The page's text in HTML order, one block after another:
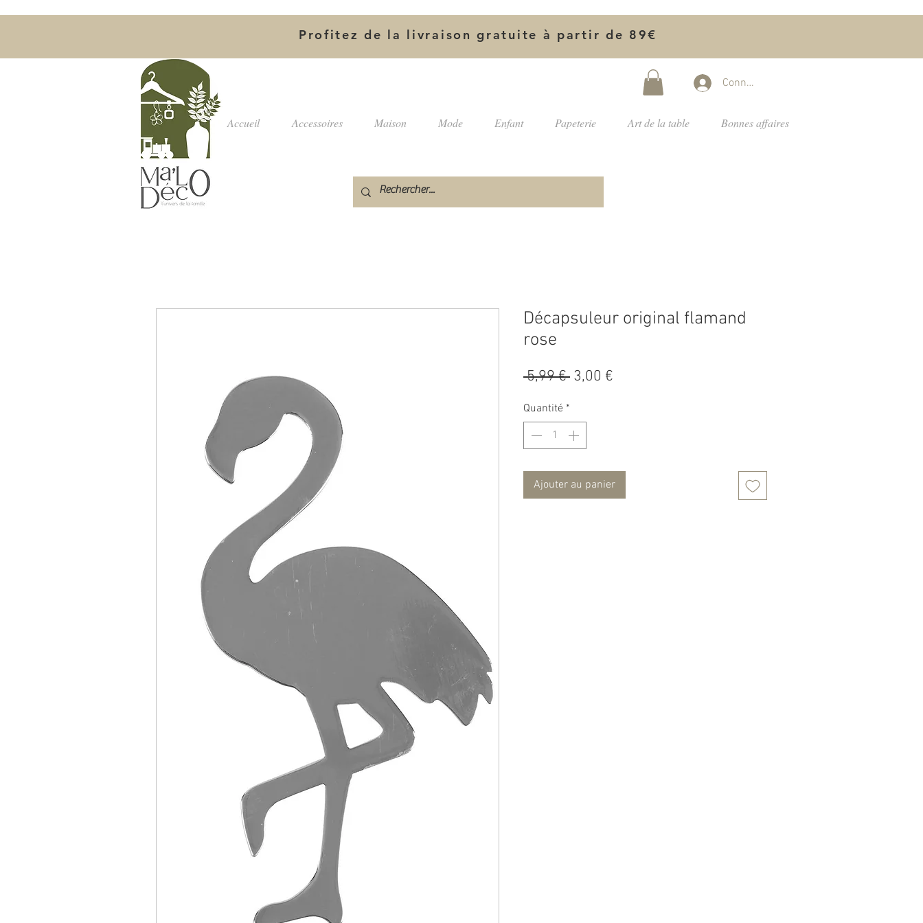
Profitez de la livraison gratuite à partir de 89€
Connectez-vous
Accueil Accessoires Maison Mode Enfant Papeterie Art de la table Bonnes affaires
Décapsuleur original flamand
rose
5,99 € Prix
3,00 €
Quantité *
Ajouter au panier